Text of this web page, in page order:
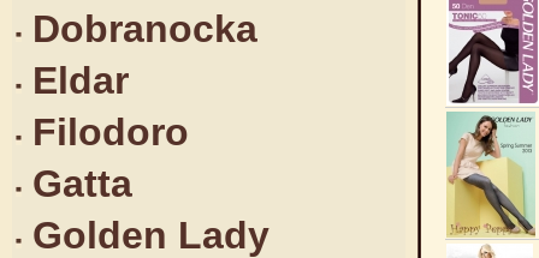
Dobranocka
Eldar
Filodoro
Gatta
Golden Lady